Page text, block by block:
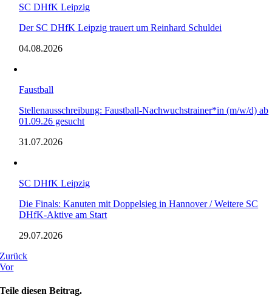
SC DHfK Leipzig
Der SC DHfK Leipzig trauert um Reinhard Schuldei
04.08.2026
Faustball
Stellenausschreibung: Faustball-Nachwuchstrainer*in (m/w/d) ab
01.09.26 gesucht
31.07.2026
SC DHfK Leipzig
Die Finals: Kanuten mit Doppelsieg in Hannover / Weitere SC
DHfK-Aktive am Start
29.07.2026
Zurück
Vor
Teile diesen Beitrag.